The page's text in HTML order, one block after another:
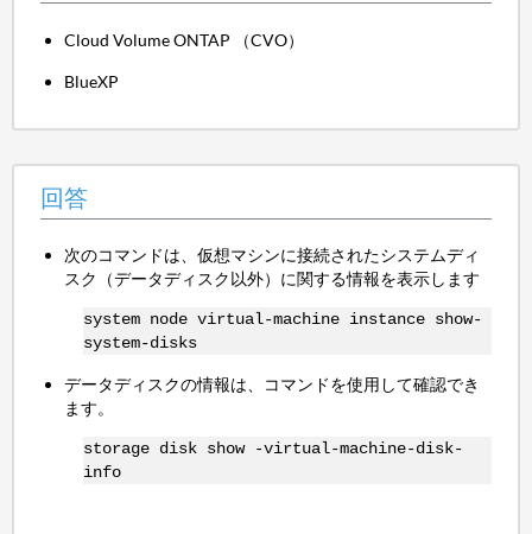
Cloud Volume ONTAP （CVO）
BlueXP
回答
次のコマンドは、仮想マシンに接続されたシステムディ
スク（データディスク以外）に関する情報を表示します
system node virtual-machine instance show-
system-disks
データディスクの情報は、コマンドを使用して確認でき
ます。
storage disk show -virtual-machine-disk-
info